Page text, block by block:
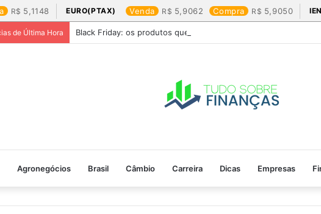
5,1148 EURO(PTAX) Venda 5,9062 Compra 5,9050
de Última Hora Black Friday: os produtos que mais valem a pena
Agronegócios Brasil Câmbio Carreira Dicas Empresas